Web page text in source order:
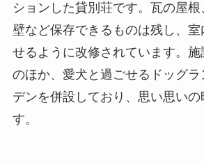
ションした貸別荘です。瓦の屋
壁など保存できるものは残し、
せるように改修されています。
のほか、愛犬と過ごせるドッグ
デンを併設しており、思い思いの
す。